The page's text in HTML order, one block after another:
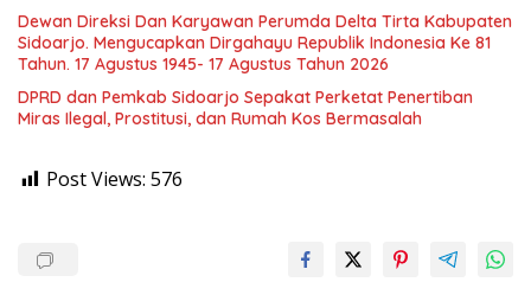
Dewan Direksi Dan Karyawan Perumda Delta Tirta Kabupaten
Sidoarjo. Mengucapkan Dirgahayu Republik Indonesia Ke 81
Tahun. 17 Agustus 1945- 17 Agustus Tahun 2026
DPRD dan Pemkab Sidoarjo Sepakat Perketat Penertiban
Miras Ilegal, Prostitusi, dan Rumah Kos Bermasalah
Post Views: 576